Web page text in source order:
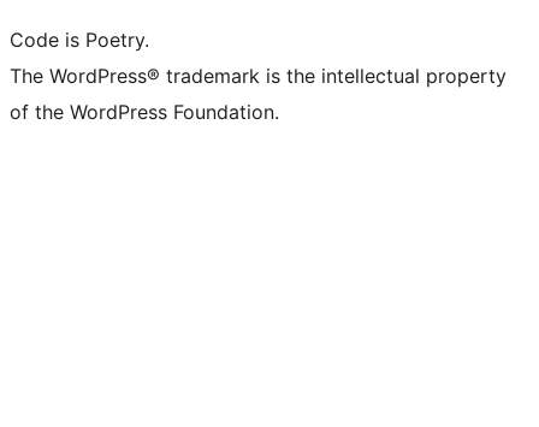
Code is Poetry.
The WordPress® trademark is the intellectual property
of the WordPress Foundation.